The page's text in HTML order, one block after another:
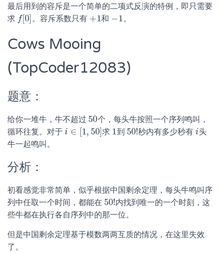
最后用到的容斥是一个简单的二项式反演的特例，即只需要
求 f[0]
f[ 0] 。容斥系数只有 +1
+1 和 −1
−1 。
Cows Mooing
(TopCoder12083)
题意：
给你一堆牛，牛不超过 50
50个，每头牛按照一个序列鸣叫，
循环往复。对于 i ∈ [1, 50]
i∈[1 50] 求 1
1到 50!
50!秒内有多少秒有 i
i 头
牛一起鸣叫。
分析：
初看感觉非常简单，似乎根据中国剩余定理，每头牛鸣叫序
列中任取一个时间，都能在 50!
50!内找到唯一的一个时刻，这
些牛都在执行各自序列中的那一位。
但是中国剩余定理基于模数两两互质的情况，在这里失效
了。